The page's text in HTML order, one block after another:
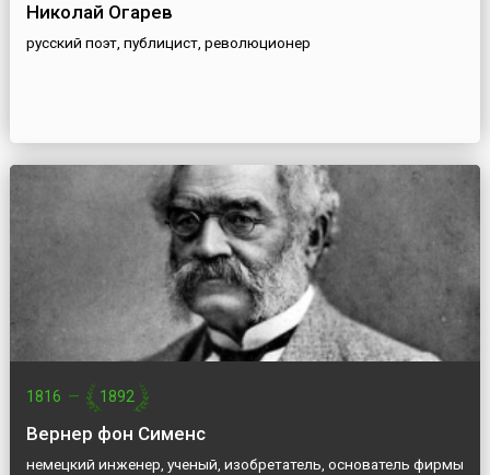
Николай Огарев
русский поэт, публицист, революционер
1816 — 1892
Вернер фон Сименс
немецкий инженер, ученый, изобретатель, основатель фирмы